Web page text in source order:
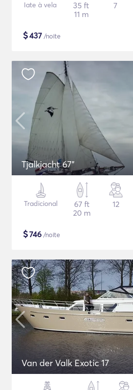
Iate à vela
35 ft
11 m
7
$437 /noite
Tjalkjacht 67"
Tradicional
67 ft
20 m
12
$746 /noite
Van der Valk Exotic 17